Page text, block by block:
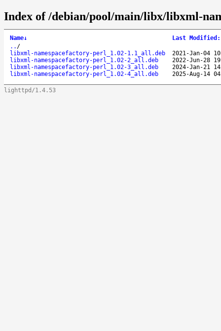
Index of /debian/pool/main/libx/libxml-
Name↓ Last Modified :
.. /
libxml-namespacefactory-perl_1.02-1.1_all.deb
2021-Jan-04
libxml-namespacefactory-perl_1.02-2_all.deb
2022-Jun-28
libxml-namespacefactory-perl_1.02-3_all.deb
2024-Jan-21
libxml-namespacefactory-perl_1.02-4_all.deb
2025-Aug-14
lighttpd/1.4.53